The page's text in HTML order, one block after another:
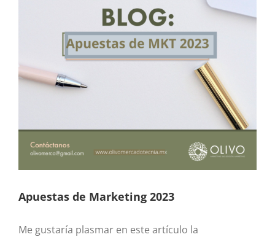
Apuestas de Marketing 2023
Me gustaría plasmar en este artículo la